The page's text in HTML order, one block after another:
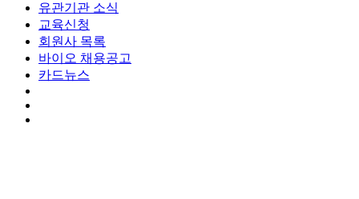
유관기관 소식
교육신청
회원사 목록
바이오 채용공고
카드뉴스